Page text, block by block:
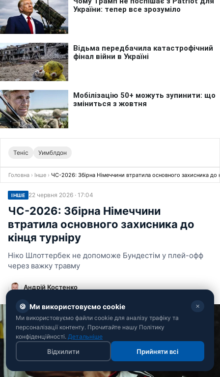
Теніс Уимблдон
Головна › Інше › ЧС-2026: Збірна Німеччини втратила основного захисника до
ІНШЕ 22 червня 2026 · 17:04
ЧС-2026: Збірна Німеччини
втратила основного захисника до
кінця турніру
Ніко Шлоттербек не допоможе Бундестім у плей-офф
через важку травму
Андрій Костенко
🍪 Ми використовуємо cookie ✕
Ми використовуємо файли cookie для аналізу трафіку та
персоналізації контенту. Прочитайте нашу Політику
конфіденційності. Детальніше
Відхилити Прийняти всі